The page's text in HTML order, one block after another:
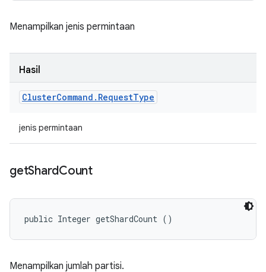
Menampilkan jenis permintaan
Hasil
ClusterCommand . RequestType
jenis permintaan
getShardCount
public Integer getShardCount ()
Menampilkan jumlah partisi.